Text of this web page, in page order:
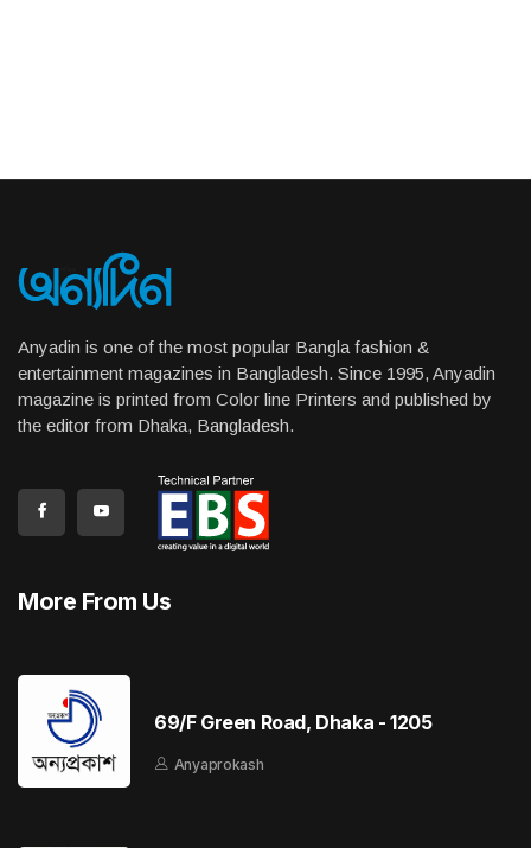
Anyadin is one of the most popular Bangla fashion &
entertainment magazines in Bangladesh. Since 1995, Anyadin
magazine is printed from Color line Printers and published by
the editor from Dhaka, Bangladesh.
More From Us
69/F Green Road, Dhaka - 1205
Anyaprokash